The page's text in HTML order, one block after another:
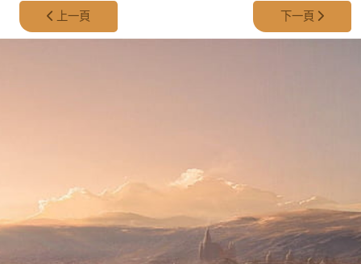
上一篇文章: 第 129 集 - Giza 上的第四個黑色金字塔
上一頁 下一篇文章: 第
下一頁